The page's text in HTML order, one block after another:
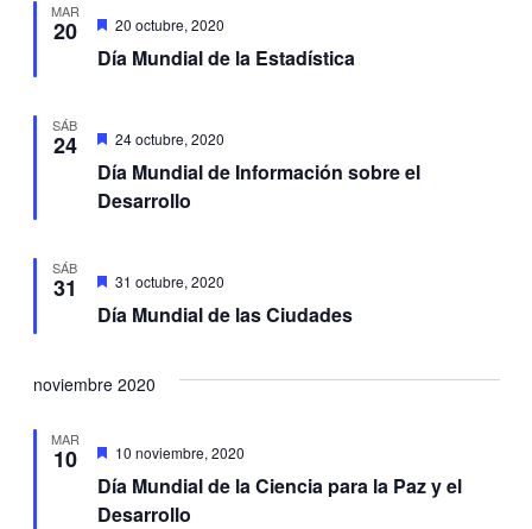
MAR
20
Día Mundial de la Estadística
Destacadas
20 octubre, 2020
SÁB
24
Día Mundial de Información sobre el
Desarrollo
Destacadas
24 octubre, 2020
SÁB
31
Día Mundial de las Ciudades
Destacadas
31 octubre, 2020
noviembre 2020
MAR
10
Día Mundial de la Ciencia para la Paz y el
Desarrollo
Destacadas
10 noviembre, 2020